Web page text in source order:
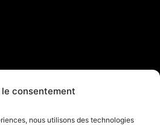
le consentement
nous utilisons des technologies